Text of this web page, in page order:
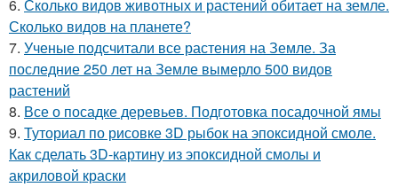
6. Сколько видов животных и растений обитает на земле.
Сколько видов на планете?
7. Ученые подсчитали все растения на Земле. За
последние 250 лет на Земле вымерло 500 видов
растений
8. Все о посадке деревьев. Подготовка посадочной ямы
9. Туториал по рисовке 3D рыбок на эпоксидной смоле.
Как сделать 3D-картину из эпоксидной смолы и
акриловой краски